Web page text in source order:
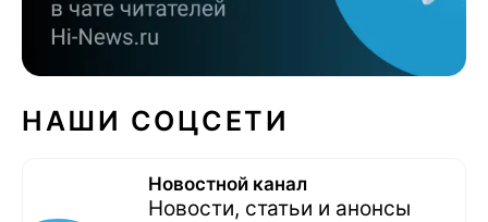
НАШИ СОЦСЕТИ
Новостной канал
Новости, статьи и анонсы